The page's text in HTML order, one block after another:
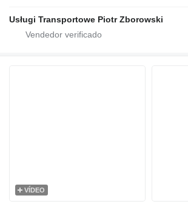
Usługi Transportowe Piotr Zborowski
VÍDEO